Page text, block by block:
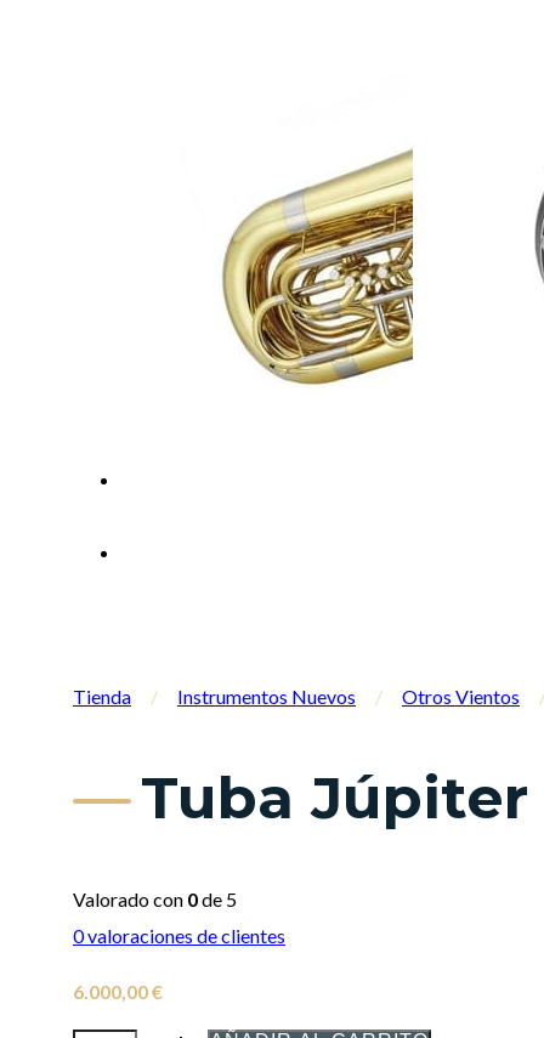
Tienda / Instrumentos Nuevos / Otros Vientos
Tuba Júpiter
Valorado con 0de 5
0valoraciones de clientes
6.000,00€